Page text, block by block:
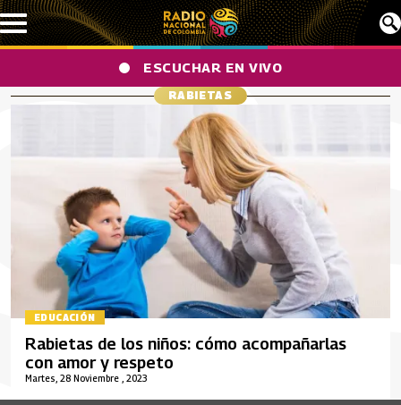
Pasar al contenido principal
ESCUCHAR EN VIVO
RABIETAS
EDUCACIÓN
Martes, 28 Noviembre , 2023
Rabietas de los niños: cómo acompañarlas
con amor y respeto